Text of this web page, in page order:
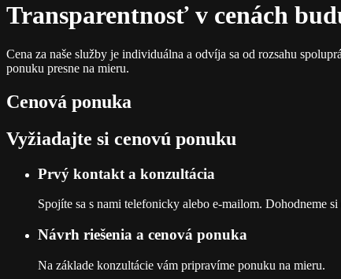
Transparentnosť v cenách
Cena za naše služby je individuálna a odvíja sa od rozsahu
ponuku presne na mieru.
Cenová ponuka
Vyžiadajte si cenovú ponuku
Prvý kontakt a konzultácia
Spojíte sa s nami telefonicky alebo e-mailom. Dohodneme
Návrh riešenia a cenová ponuka
Na základe konzultácie vám pripravíme ponuku na mieru.